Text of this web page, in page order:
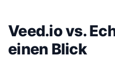
Veed.io vs.
einen Blick